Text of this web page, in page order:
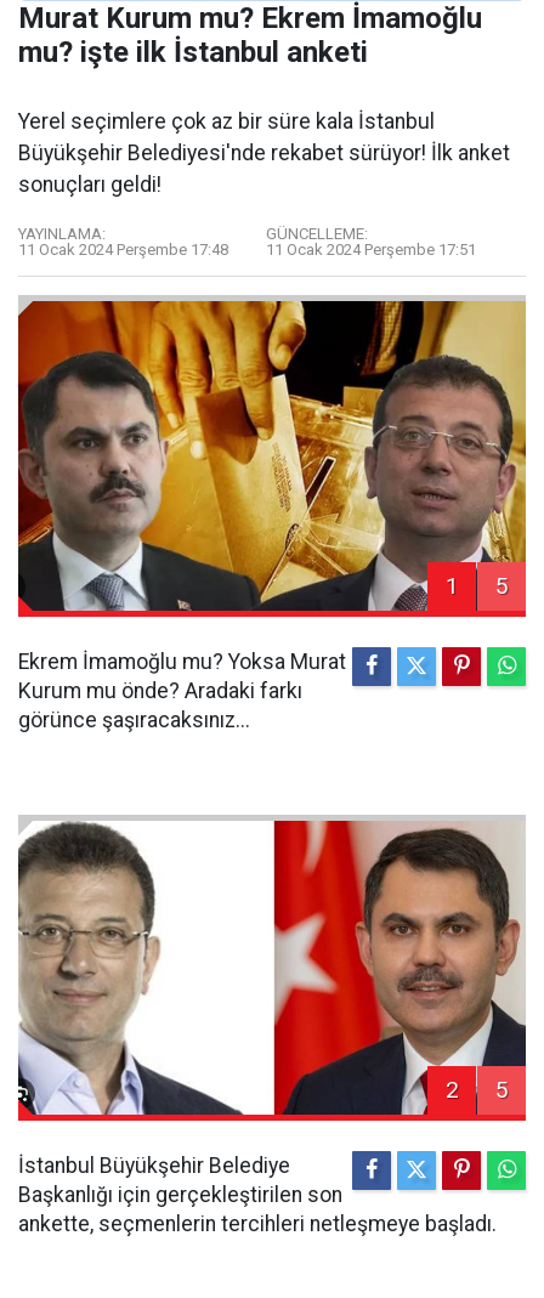
Murat Kurum mu? Ekrem İmamoğlu
mu? işte ilk İstanbul anketi
Yerel seçimlere çok az bir süre kala İstanbul
Büyükşehir Belediyesi'nde rekabet sürüyor! İlk anket
sonuçları geldi!
YAYINLAMA:
11 Ocak 2024 Perşembe 17:48
GÜNCELLEME:
11 Ocak 2024 Perşembe 17:51
1 5
Ekrem İmamoğlu mu? Yoksa Murat
Kurum mu önde? Aradaki farkı
görünce şaşıracaksınız...
2 5
İstanbul Büyükşehir Belediye
Başkanlığı için gerçekleştirilen son
ankette, seçmenlerin tercihleri netleşmeye başladı.